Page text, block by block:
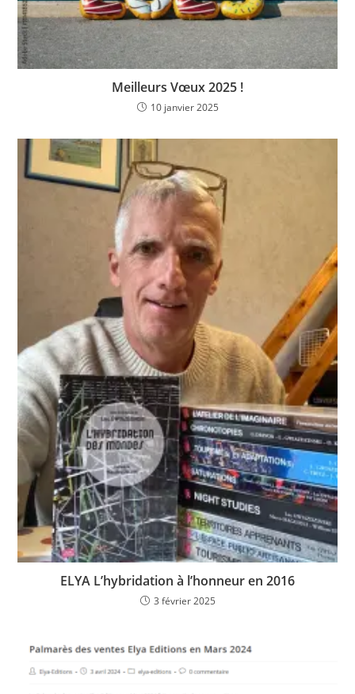
Meilleurs Vœux 2025 !
10 janvier 2025
ELYA L’hybridation à l’honneur en 2016
3 février 2025